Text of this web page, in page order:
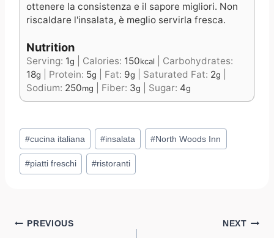
ottenere la consistenza e il sapore migliori. Non
riscaldare l'insalata, è meglio servirla fresca.
Nutrition
Serving: 1g Calories: 150kcal
Carbohydrates:
18g Protein: 5g Fat: 9g Saturated Fat: 2g
Sodium: 250mg Fiber: 3g Sugar: 4g
Post
Tags:
#cucina italiana #insalata #North Woods Inn
#piatti freschi #ristoranti
PostPREVIOUS NEXT